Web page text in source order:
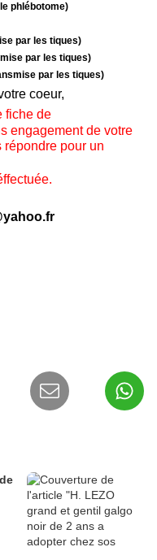
phlébotome)
par les tiques)
par les tiques)
par les tiques)
coeur,
fiche de
engagement de votre
répondre pour un
yahoo.fr